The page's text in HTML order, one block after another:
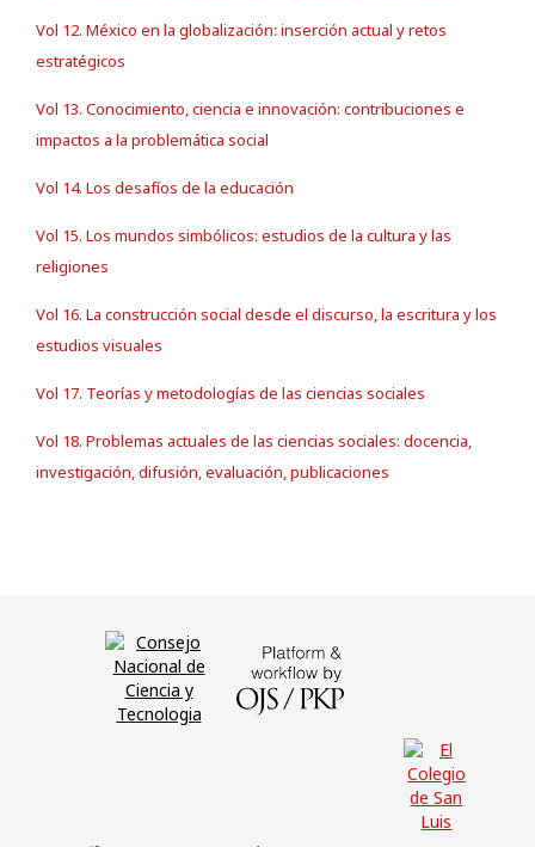
Vol 12. México en la globalización: inserción actual y retos
estratégicos
Vol 13. Conocimiento, ciencia e innovación: contribuciones e
impactos a la problemática social
Vol 14. Los desafíos de la educación
Vol 15. Los mundos simbólicos: estudios de la cultura y las
religiones
Vol 16. La construcción social desde el discurso, la escritura y los
estudios visuales
Vol 17. Teorías y metodologías de las ciencias sociales
Vol 18. Problemas actuales de las ciencias sociales: docencia,
investigación, difusión, evaluación, publicaciones